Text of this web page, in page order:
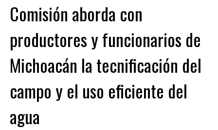
Comisión aborda con
productores y funcionarios de
Michoacán la tecnificación del
campo y el uso eficiente del
agua